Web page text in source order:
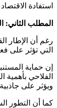
استفادة
المطلب الثاني:
رغم أن الإطار
التي تؤثر على
إن حماية
الفلاحي
ويؤثر على
كما أن التطور